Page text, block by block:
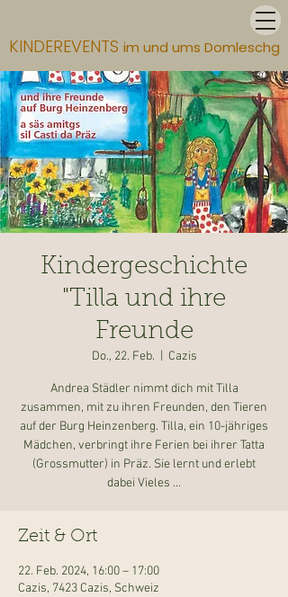
KINDEREVENTS im und ums Domleschg
Kindergeschichte
"Tilla und ihre
Freunde
Do., 22. Feb. Cazis
Andrea Städler nimmt dich mit Tilla
zusammen, mit zu ihren Freunden, den Tieren
auf der Burg Heinzenberg. Tilla, ein 10-jähriges
Mädchen, verbringt ihre Ferien bei ihrer Tatta
(Grossmutter) in Präz. Sie lernt und erlebt
dabei Vieles …
Zeit & Ort
22. Feb. 2024, 16:00 – 17:00
Cazis, 7423 Cazis, Schweiz